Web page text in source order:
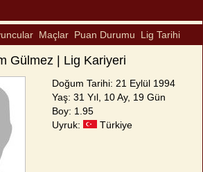
Maçlar Puan Durumu Lig Tarihi
Gülmez | Lig Kariyeri
Doğum Tarihi: 21 Eylül 1994
Yaş: 31 Yıl, 10 Ay, 19 Gün
Boy: 1.95
Uyruk:
Türkiye